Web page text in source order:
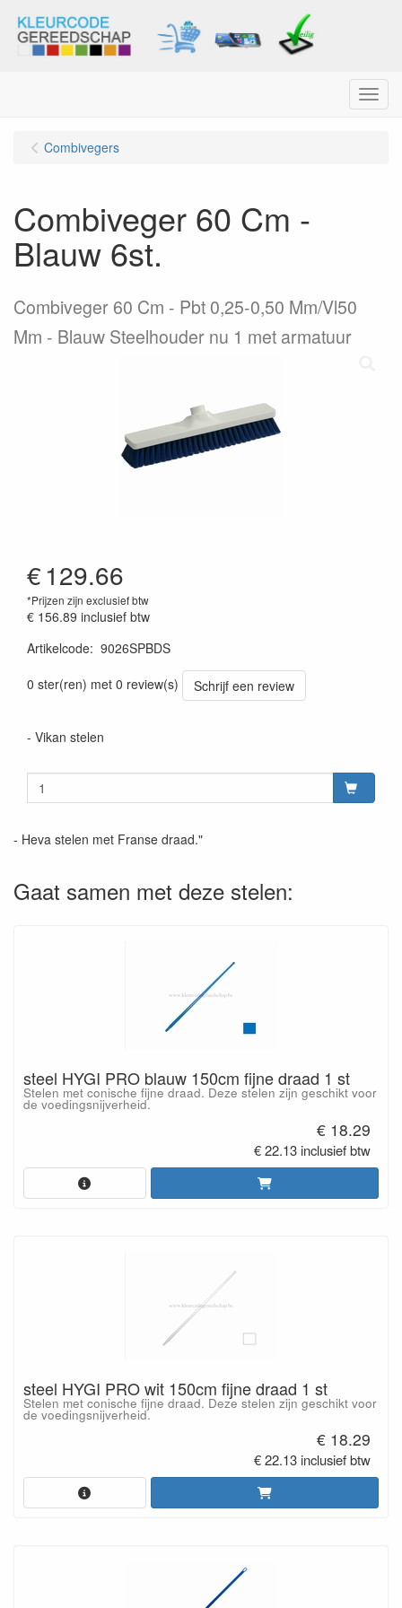
Menu
Combivegers
Combiveger 60 Cm -
Blauw 6st.
Combiveger 60 Cm - Pbt 0,25-0,50 Mm/Vl50
Mm - Blauw Steelhouder nu 1 met armatuur
€129.66
*Prijzen zijn exclusief btw
€ 156.89 inclusief btw
Artikelcode: 9026SPBDS
0 ster(ren) met 0 review(s)
Schrijf een review
- Vikan stelen
- Heva stelen met Franse draad."
Gaat samen met deze stelen:
steel HYGI PRO blauw 150cm fijne draad 1 st
Stelen met conische fijne draad. Deze stelen zijn geschikt voor
de voedingsnijverheid.
€ 18.29
€ 22.13 inclusief btw
steel HYGI PRO wit 150cm fijne draad 1 st
Stelen met conische fijne draad. Deze stelen zijn geschikt voor
de voedingsnijverheid.
€ 18.29
€ 22.13 inclusief btw